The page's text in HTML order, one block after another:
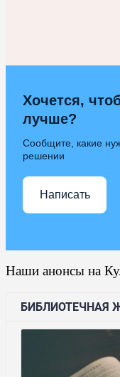
Хочется,
лучше?
Сообщите, какие
решении
Написать
Наши анонсы на